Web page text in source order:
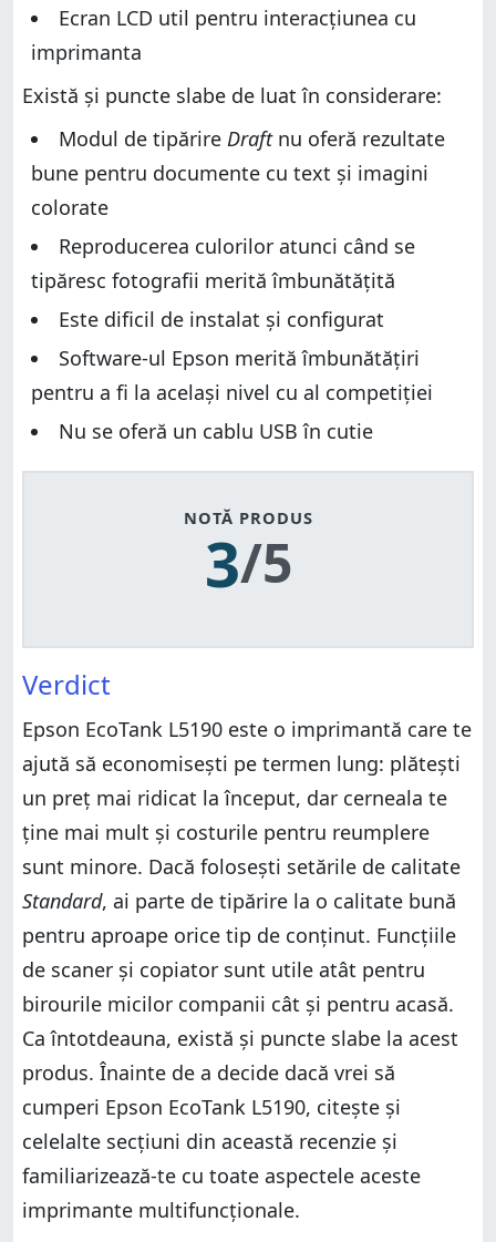
Ecran LCD util pentru interacțiunea cu
imprimanta
Există și puncte slabe de luat în considerare:
Modul de tipărire Draftnu oferă rezultate
bune pentru documente cu text și imagini
colorate
Reproducerea culorilor atunci când se
tipăresc fotografii merită îmbunătățită
Este dificil de instalat și configurat
Software-ul Epson merită îmbunătățiri
pentru a fi la același nivel cu al competiției
Nu se oferă un cablu USB în cutie
NOTĂ PRODUS
3/5
Verdict
Epson EcoTank L5190 este o imprimantă care te
ajută să economisești pe termen lung: plătești
un preț mai ridicat la început, dar cerneala te
ține mai mult și costurile pentru reumplere
sunt minore. Dacă folosești setările de calitate
Standard, ai parte de tipărire la o calitate bună
pentru aproape orice tip de conținut. Funcțiile
de scaner și copiator sunt utile atât pentru
birourile micilor companii cât și pentru acasă.
Ca întotdeauna, există și puncte slabe la acest
produs. Înainte de a decide dacă vrei să
cumperi Epson EcoTank L5190, citește și
celelalte secțiuni din această recenzie și
familiarizează-te cu toate aspectele aceste
imprimante multifuncționale.